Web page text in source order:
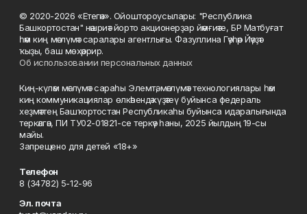
© 2020-2026 «Етегән». Ойоштороусылары: "Республика
Башкортостан" нәшриәт йорто акционерҙар йәмғиәте, БР Матбуғат
һәм киң мәғлүмәт саралары агентлығы. Фазуллина Гәүһәр Йәүҙәт
ҡыҙы, баш мөхәррир.
Об использовании персональных данных
Киң-күләм мәғлүмәт сараһы Элемтә, мәғлүмәт технологиялары һәм
киң коммуникациялар өлкәһендә күҙәтеү буйынса федераль
хеҙмәттең Башҡортостан Республикаһы буйынса идаралығында
теркәлгән, ПИ ТУ02-01821-се теркәү һаны, 2025 йылдың 19-сы
майы.
Запрещено для детей «18+»
Телефон
8 (34782) 5-12-96
Эл. почта